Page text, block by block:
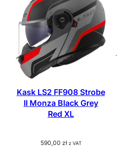
0
z
ł
.
.
Kask LS2 FF908 Strobe
II Monza Black Grey
Red XL
590,00 zł z VAT